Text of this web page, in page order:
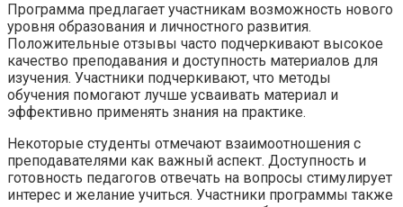
Программа предлагает участникам возможность нового
уровня образования и личностного развития.
Положительные отзывы часто подчеркивают высокое
качество преподавания и доступность материалов для
изучения. Участники подчеркивают, что методы
обучения помогают лучше усваивать материал и
эффективно применять знания на практике.
Некоторые студенты отмечают взаимоотношения с
преподавателями как важный аспект. Доступность и
готовность педагогов отвечать на вопросы стимулирует
интерес и желание учиться. Участники программы также